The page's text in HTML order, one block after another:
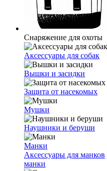
Снаряжение для охоты
Аксессуары для собак
Вышки и засидки
Защита от насекомых
Мушки
Наушники и беруши
Манки
Аксессуары для манков
манки